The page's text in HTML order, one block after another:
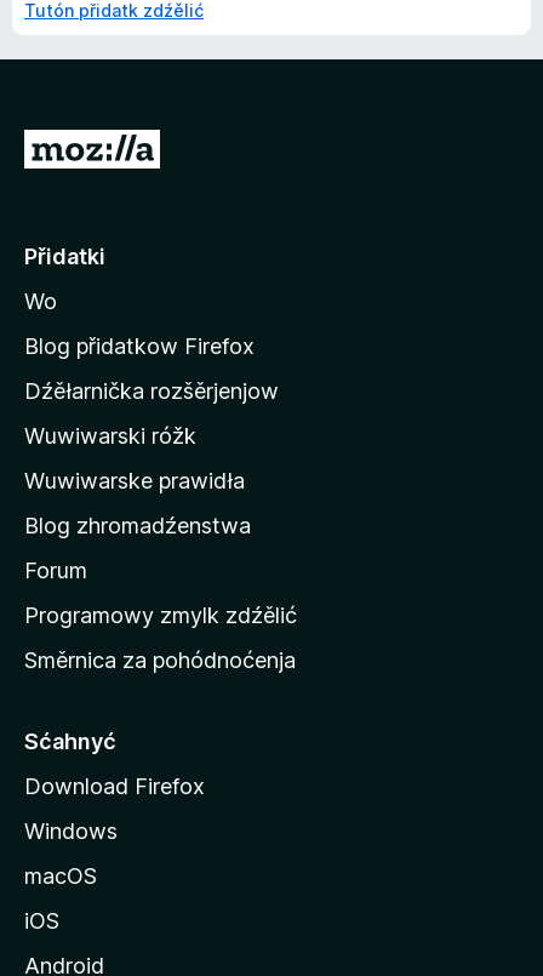
Tutón přidatk zdźělić
K
a
t
o
e
j
s
r
o
n
e
o
i
l
Přidatki
Wo
Blog přidatkow Firefox
Dźěłarnička rozšěrjenjow
Wuwiwarski róžk
Wuwiwarske prawidła
Blog zhromadźenstwa
Forum
Programowy zmylk zdźělić
Směrnica za pohódnoćenja
Sćahnyć
Download Firefox
Windows
macOS
iOS
Android